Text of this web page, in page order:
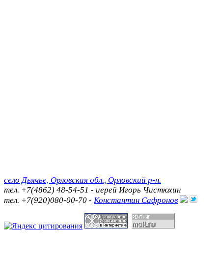
село Дьячье, Орловская обл., Орловский р-н.
тел. +7(4862) 48-54-51 - иерей Игорь Чистюхин
тел. +7(920)080-00-70 - Константин Сафронов